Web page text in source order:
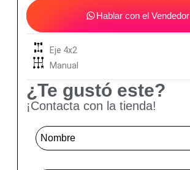
Hablar con el Vendedor
Eje 4x2
Manual
¿Te gustó este?
¡Contacta con la tienda!